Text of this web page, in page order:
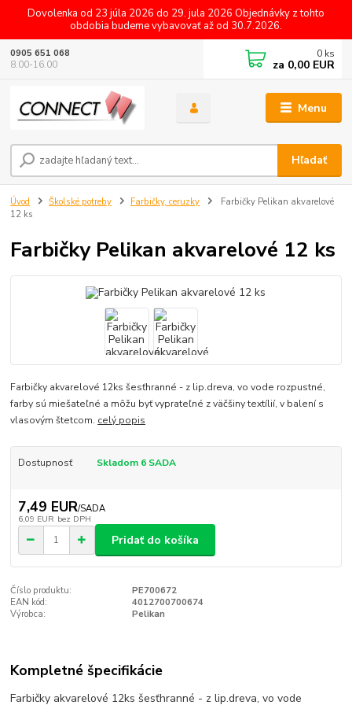
Dovolenka od 23 júla 2026 do 29. jula 2026 Objednávky z tohto
obdobia budeme vybavovať až od 30.7.2026.
Menu
Hľadať
0905 651 068
8.00-16.00
0 ks
za 0,00 EUR
Úvod Školské potreby Farbičky, ceruzky
Farbičky Pelikan akvarelové
12 ks
Farbičky Pelikan akvarelové 12 ks
Farbičky akvarelové 12ks šesťhranné - z lip.dreva, vo vode rozpustné,
farby sú miešateľné a môžu byť vyprateľné z väčšiny textílií, v balení s
vlasovým štetcom. celý popis
Dostupnosť Skladom 6 SADA
7,49 EUR/SADA
6,09 EUR bez DPH
Pridať do košíka
Číslo produktu:
PE700672
EAN kód:
4012700700674
Výrobca:
Pelikan
Kompletné špecifikácie
Farbičky akvarelové 12ks šesťhranné - z lip.dreva, vo vode